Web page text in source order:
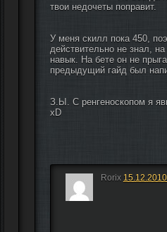
твои недочеты поправит.
У меня скилл пока 450,
действительно не знал,
навык. На бете он не
предыдущий гайд был
З.Ы. С ренгеноскопом я
xD
Rorix